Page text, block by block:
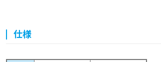
仕様